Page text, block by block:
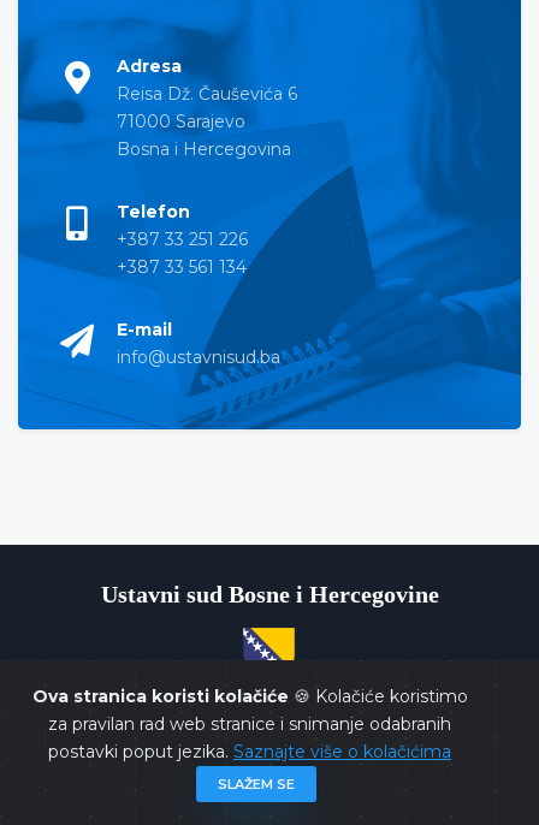
Ova stranica koristi kolačiće 🍪 Kolačiće koristimo
za pravilan rad web stranice i snimanje odabranih
postavki poput jezika. Saznajte više o kolačićima
SLAŽEM SE
Adresa
Reisa Dž. Čauševića 6
71000 Sarajevo
Bosna i Hercegovina
Telefon
+387 33 251 226
+387 33 561 134
E-mail
info@ustavnisud.ba
Ustavni sud Bosne i Hercegovine
Copyrights @ 2026 Ustavni sud BiH Sva prava zadržana.